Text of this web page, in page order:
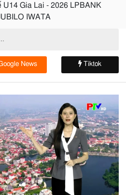
U14 Gia Lai - 2026 LPBANK
IWATA
News Tiktok